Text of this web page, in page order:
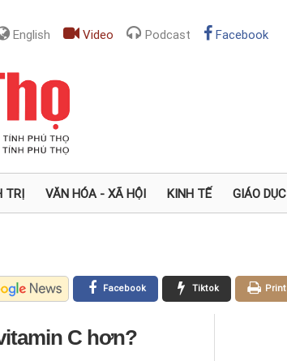
English Video Podcast Facebook
TRỊ VĂN HÓA - XÃ HỘI KINH TẾ GIÁO DỤC
Print
Tiktok
Facebook
C hơn?